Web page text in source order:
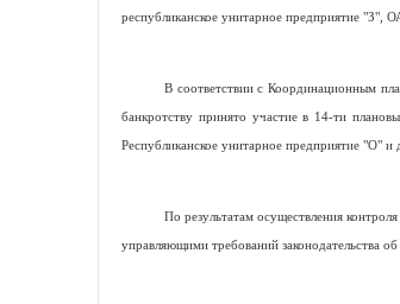
республиканское унитарное предприятие "З",
В соответствии с Координационным
банкротству принято участие в 14-ти
Республиканское унитарное предприятие "О" и
По результатам осуществления
управляющими требований законодательства